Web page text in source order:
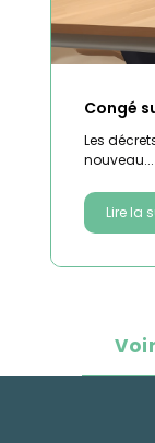
Congé
Les
nouveau...
Lire la